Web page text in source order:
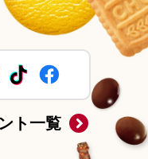
ト一覧